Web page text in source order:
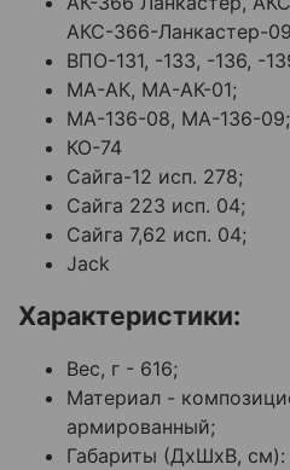
АКС-366-Ланкастер-
ВПО-131, -133, -136, -
МА-АК, МА-АК-01;
МА-136-08, МА-136-09;
КО-74
Сайга-12 исп. 278;
Сайга 223 исп. 04;
Сайга 7,62 исп. 04;
Jack
Характеристики:
Вес, г - 616;
Материал -
армированный;
Габариты (ДхШхВ, см):